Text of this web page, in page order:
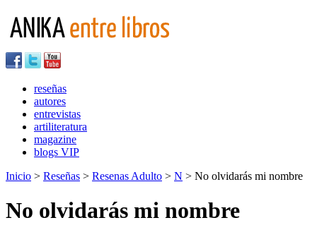
reseñas
autores
entrevistas
artiliteratura
magazine
blogs VIP
Inicio > Reseñas > Resenas Adulto > N > No olvidarás mi nombre
No olvidarás mi nombre